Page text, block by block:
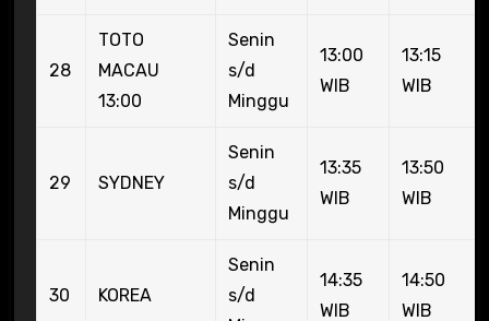
28
TOTO
MACAU
13:00
Senin
s/d
Minggu
13:00
WIB
13:15
WIB
29 SYDNEY
Senin
s/d
Minggu
13:35
WIB
13:50
WIB
30 KOREA
Senin
s/d
14:35
WIB
14:50
WIB